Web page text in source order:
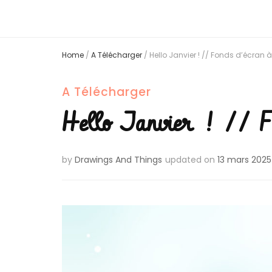
Home / A Télécharger / Hello Janvier ! // Fonds d’écran
A Télécharger
Hello Janvier ! //
by Drawings And Things updated on 13 mars 2025